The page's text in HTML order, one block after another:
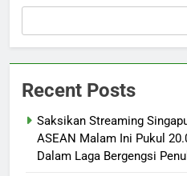
Recent Posts
Saksikan Streaming
ASEAN Malam Ini Pukul
Dalam Laga Bergengsi